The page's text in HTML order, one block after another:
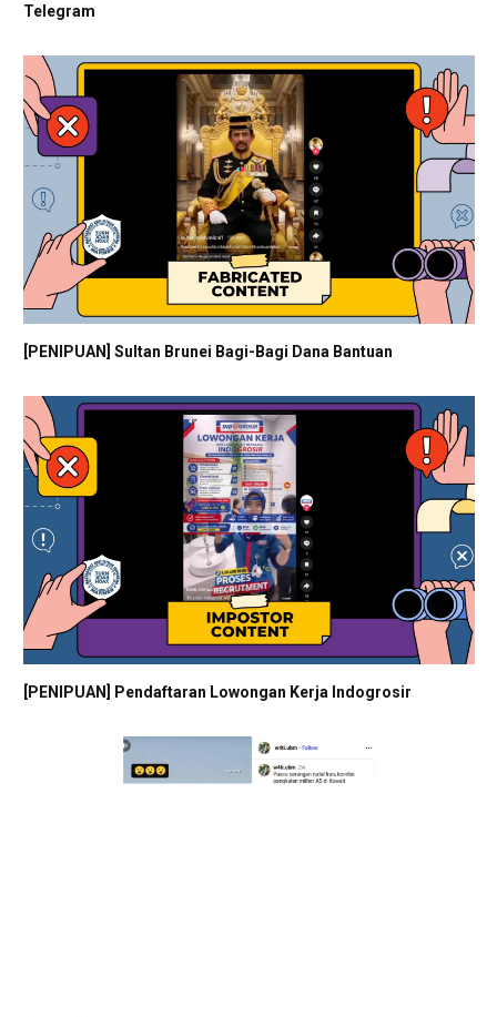
Telegram
[PENIPUAN] Sultan Brunei Bagi-Bagi Dana Bantuan
[PENIPUAN] Pendaftaran Lowongan Kerja Indogrosir